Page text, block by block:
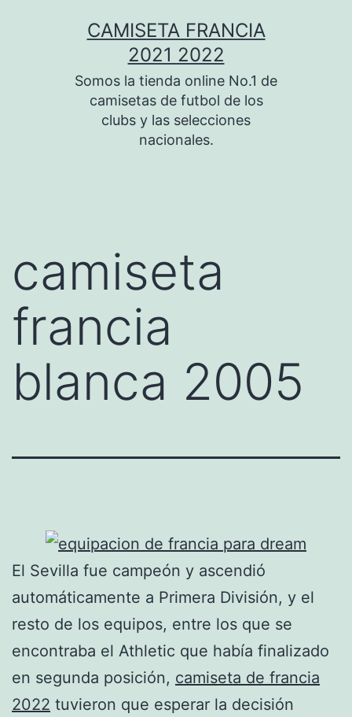
CAMISETA FRANCIA
2021 2022
Somos la tienda online No.1 de
camisetas de futbol de los
clubs y las selecciones
nacionales.
camiseta
francia
blanca 2005
El Sevilla fue campeón y ascendió
automáticamente a Primera División, y el
resto de los equipos, entre los que se
encontraba el Athletic que había finalizado
en segunda posición, camiseta de francia
2022 tuvieron que esperar la decisión